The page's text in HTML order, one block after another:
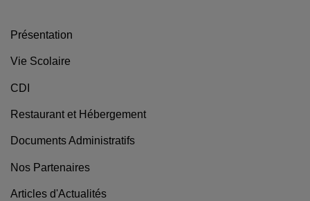
Présentation
Vie Scolaire
CDI
Restaurant et Hébergement
Documents Administratifs
Nos Partenaires
Articles d'Actualités